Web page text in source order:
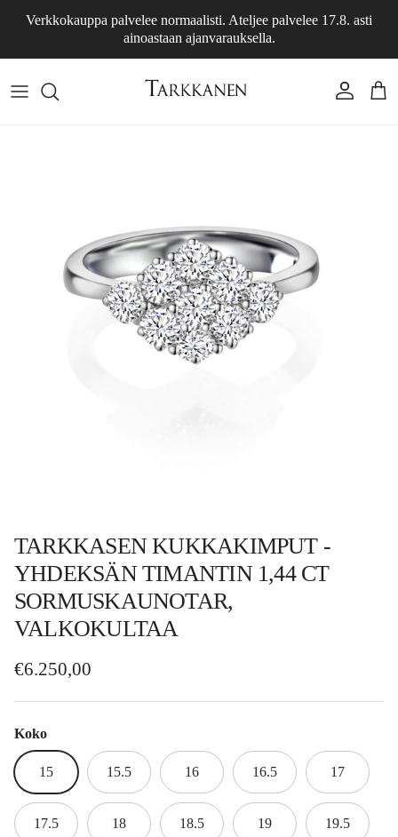
Verkkokauppa palvelee normaalisti. Ateljee palvelee 17.8. asti
ainoastaan ajanvarauksella.
Tili
TARKKASEN KUKKAKIMPUT -
YHDEKSÄN TIMANTIN 1,44 CT
SORMUSKAUNOTAR,
VALKOKULTAA
Normaalihinta
€6.250,00
Koko
15 15.5 16 16.5 17
17.5 18 18.5 19 19.5